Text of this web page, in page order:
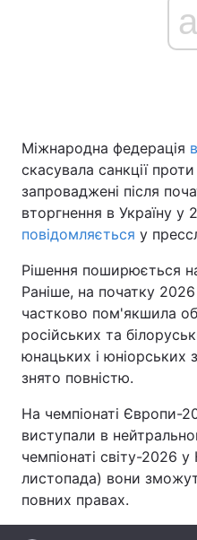
Головна
Україна
Економіка
Спорт
Техно і зв'язок
Зброя
Цікавинки
Лонгріди
Міжнародна федерація
скасувала санкції проти
запроваджені після
вторгнення в Україну у
повідомляється у
Рішення поширюється на
Раніше, на початку
частково пом'якшила
російських та
юнацьких і юніорських
знято повністю.
На чемпіонаті Європи-
виступали в
чемпіонаті світу-2026
листопада) вони
повних правах.